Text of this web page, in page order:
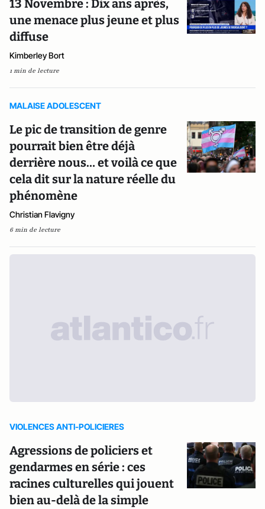
13 Novembre : Dix ans après,
une menace plus jeune et plus
diffuse
Kimberley Bort
1 min de lecture
MALAISE ADOLESCENT
Le pic de transition de genre
pourrait bien être déjà
derrière nous… et voilà ce que
cela dit sur la nature réelle du
phénomène
Christian Flavigny
6 min de lecture
VIOLENCES ANTI-POLICIERES
Agressions de policiers et
gendarmes en série : ces
racines culturelles qui jouent
bien au-delà de la simple